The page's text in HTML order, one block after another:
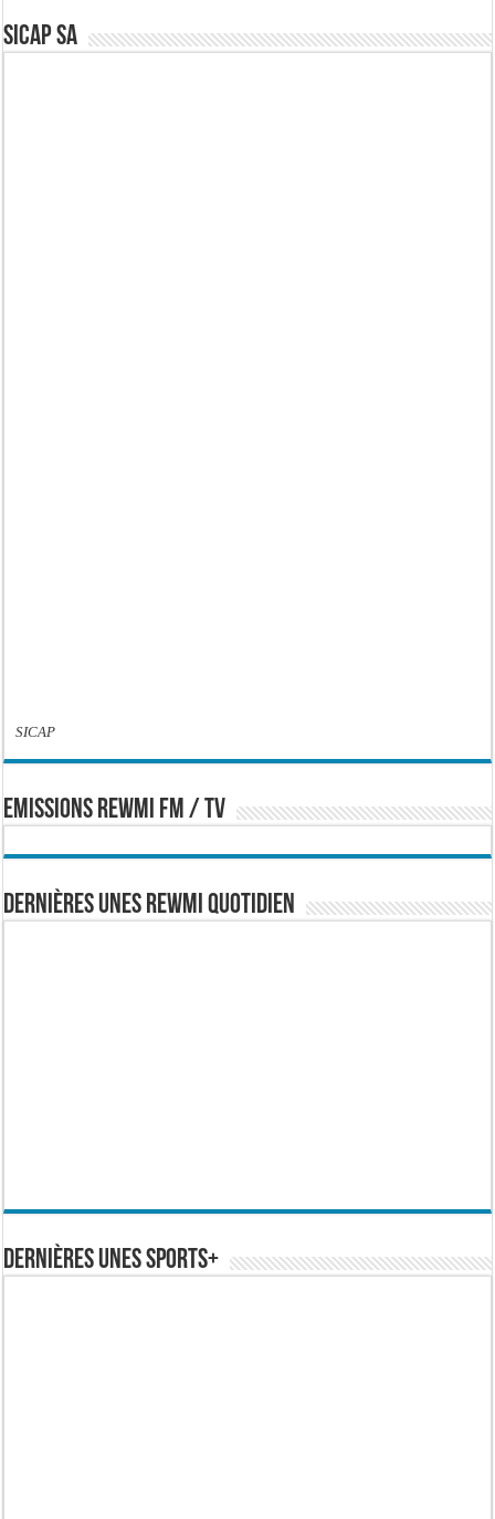
SICAP SA
SICAP
EMISSIONS REWMI FM / TV
Dernières Unes Rewmi Quotidien
Dernières Unes Sports+